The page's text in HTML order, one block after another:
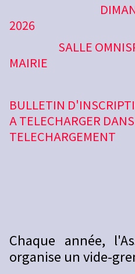
2026
SALLE
MAIRIE
BULLETIN
A TELECHARGER
TELECHARGEMENT
Chaque année,
organise un vide-